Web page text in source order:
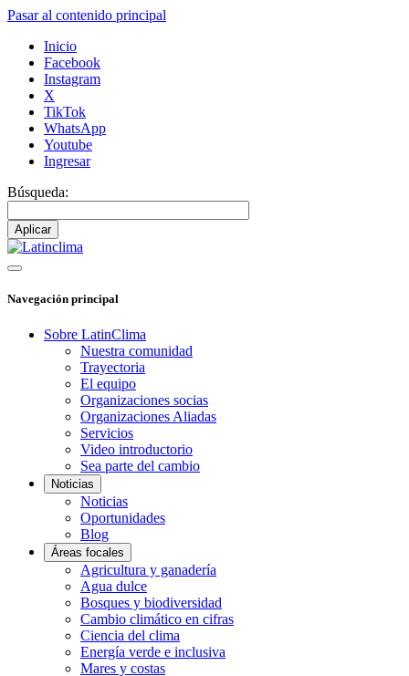
Pasar al contenido principal
Inicio
Facebook
Instagram
X
TikTok
WhatsApp
Youtube
Ingresar
Búsqueda:
Navegación principal
Sobre LatinClima
Nuestra comunidad
Trayectoria
El equipo
Organizaciones socias
Organizaciones Aliadas
Servicios
Video introductorio
Sea parte del cambio
Noticias
Noticias
Oportunidades
Blog
Áreas focales
Agricultura y ganadería
Agua dulce
Bosques y biodiversidad
Cambio climático en cifras
Ciencia del clima
Energía verde e inclusiva
Mares y costas